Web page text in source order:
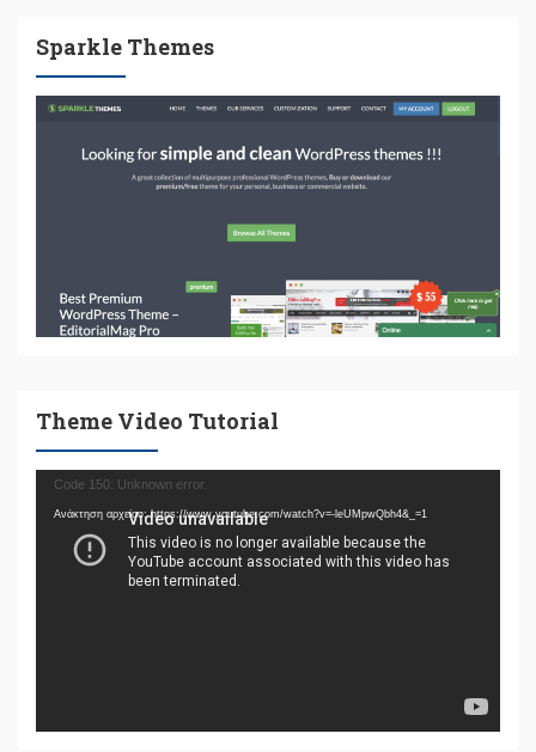
Sparkle Themes
Theme Video Tutorial
Πρόγραμμα
Αναπαραγωγής
Βίντεο
Code 150: Unknown error.
Ανάκτηση αρχείου: https://www.youtube.com/watch?v=-leUMpwQbh4&_=1